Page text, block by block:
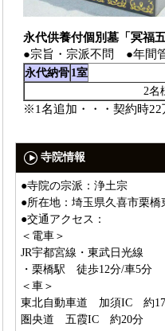
永代供養付個別墓「冥福五
●宗旨・宗派不問 ●年間
永代納骨 1室
2名
※1名追加・・・契約時22
寺院情報
●寺院の宗派：浄土宗
●所在地：埼玉県久喜市栗橋
●交通アクセス：
＜電車＞
JR宇都宮線・東武日光線
・栗橋駅 徒歩12分/車5分
＜車＞
東北自動車道 加須IC 約
圏央道 五霞IC 約20分